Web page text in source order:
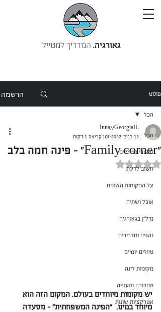
גאורגיה. המדריך למטייל
פוסט הרשמה
הכל
סיפורי מטיילים
חשוב לדעת
על המקומות השונים
אוכל ושתיה
נדל"ן בגאורגיה
נהגים ומדריכים
טיולים יומיים
מקומות לינה
תחבורה ותעופה
אטרקציות שונות
הכל
"Family corner" - פינה חמה בלב
Inna//GeorgiaIL
13 בנוב׳ 2022
זמן קריאה 1 דקות
דירוג של NaN מתוך 5 כוכבים
יש מקומות מיוחדים בעולם. המקום הזה הוא
מיוחד במינו.  "הפינה המשפחתית" - מסעדה